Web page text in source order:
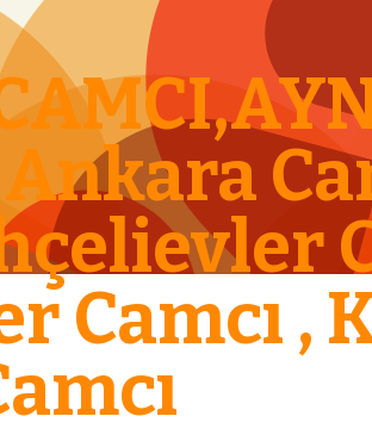
Camcı ,